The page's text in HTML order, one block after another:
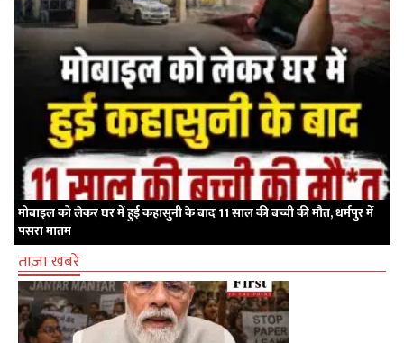
मोबाइल को लेकर घर में हुई कहासुनी के बाद 11 साल की बच्ची की मौत, धर्मपुर में
पसरा मातम
ताज़ा खबरें